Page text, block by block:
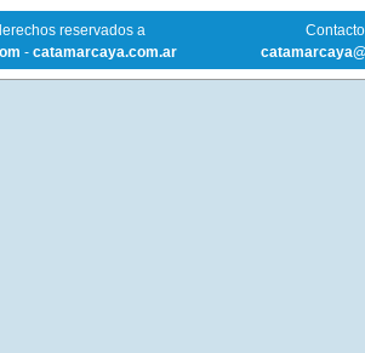
reservados a
- catamarcaya.com.ar